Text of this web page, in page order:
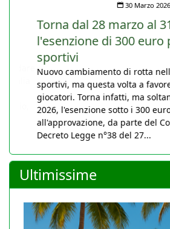
30 Marzo 2026
Torna dal 28 marzo al 31
l'esenzione di 300 euro
sportivi
Nuovo cambiamento di rotta nella
sportivi, ma questa volta a favore
giocatori. Torna infatti, ma soltanto
2026, l'esenzione sotto i 300 euro,
all'approvazione, da parte del
Decreto Legge n°38 del 27...
Ultimissime